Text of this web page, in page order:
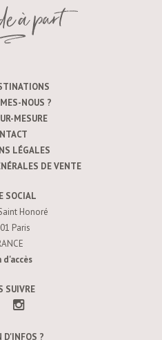
NOUS ?
MESURE
LÉGALES
DE VENTE
SOCIAL
Honoré
Paris
d'accès
SUIVRE
D'INFOS ?